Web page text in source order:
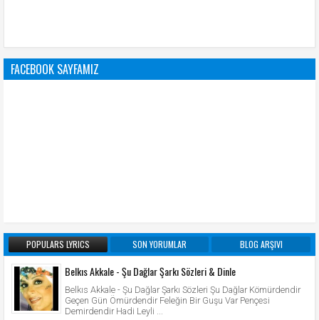
FACEBOOK SAYFAMIZ
POPULARS LYRICS SON YORUMLAR BLOG ARŞIVI
Belkıs Akkale - Şu Dağlar Şarkı Sözleri & Dinle
Belkıs Akkale - Şu Dağlar Şarkı Sözleri Şu Dağlar Kömürdendir
Geçen Gün Ömürdendir Feleğin Bir Guşu Var Pençesi
Demirdendir Hadi Leyli ...